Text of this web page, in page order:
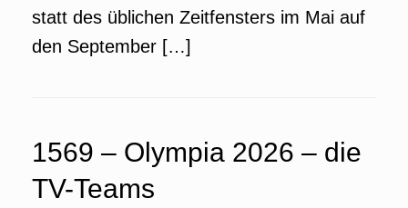
statt des üblichen Zeitfensters im Mai auf
den September […]
1569 – Olympia 2026 – die
TV-Teams